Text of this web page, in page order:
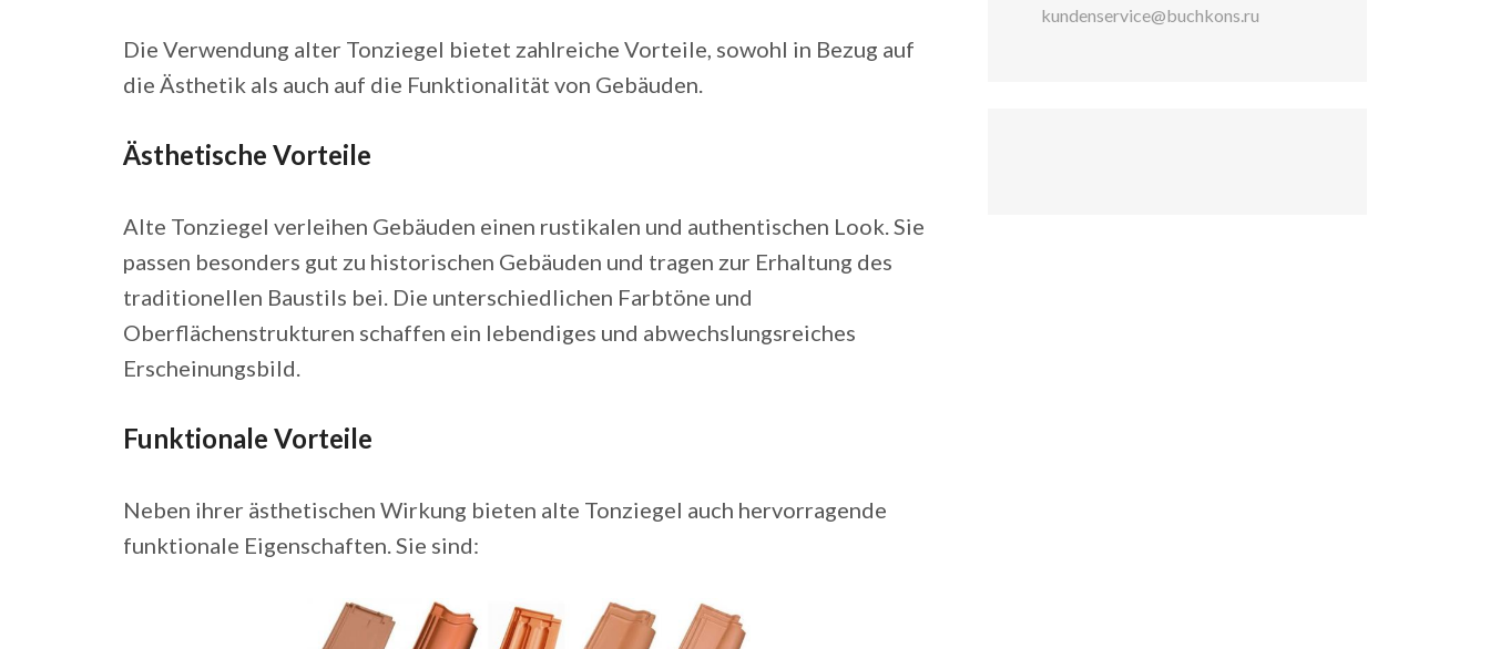
Die Verwendung alter Tonziegel bietet zahlreiche Vorteile, sowohl in Bezug auf
die Ästhetik als auch auf die Funktionalität von Gebäuden.
Ästhetische Vorteile
Alte Tonziegel verleihen Gebäuden einen rustikalen und authentischen Look. Sie
passen besonders gut zu historischen Gebäuden und tragen zur Erhaltung des
traditionellen Baustils bei. Die unterschiedlichen Farbtöne und
Oberflächenstrukturen schaffen ein lebendiges und abwechslungsreiches
Erscheinungsbild.
Funktionale Vorteile
Neben ihrer ästhetischen Wirkung bieten alte Tonziegel auch hervorragende
funktionale Eigenschaften. Sie sind:
kundenservice@buchkons.ru